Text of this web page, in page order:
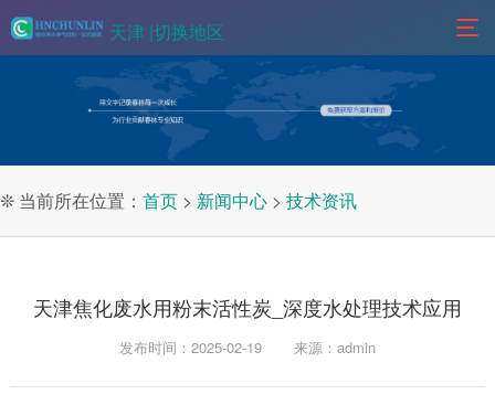
天津 |切换地区
❊ 当前所在位置： 首页 > 新闻中心 > 技术资讯
天津焦化废水用粉末活性炭_深度水处理技术应用
发布时间：2025-02-19 来源：admin